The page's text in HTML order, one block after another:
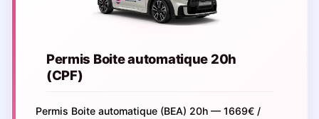
Permis Boite automatique 20h
(CPF)
Permis Boite automatique (BEA) 20h — 1669€ /